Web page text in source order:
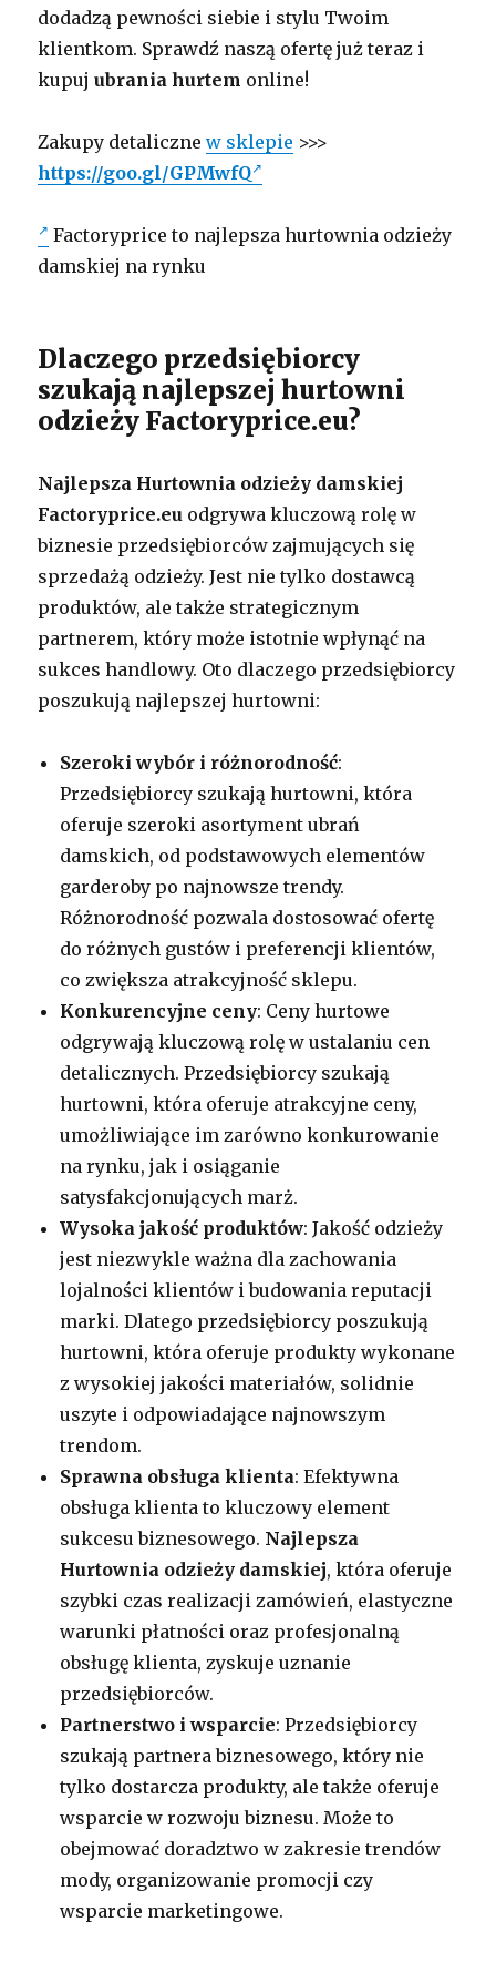
dodadzą pewności siebie i stylu Twoim
klientkom. Sprawdź naszą ofertę już teraz i
kupujubrania hurtem online!
Zakupy detalicznew sklepie >>>
https://goo.gl/GPMwfQ
Factoryprice to najlepsza hurtownia odzieży
damskiej na rynku
Dlaczego przedsiębiorcy
szukają najlepszej hurtowni
odzieży Factoryprice.eu?
Najlepsza Hurtownia odzieży damskiej
Factoryprice.eu odgrywa kluczową rolę w
biznesie przedsiębiorców zajmujących się
sprzedażą odzieży. Jest nie tylko dostawcą
produktów, ale także strategicznym
partnerem, który może istotnie wpłynąć na
sukces handlowy. Oto dlaczego przedsiębiorcy
poszukują najlepszej hurtowni:
Szeroki wybór i różnorodność:
Przedsiębiorcy szukają hurtowni, która
oferuje szeroki asortyment ubrań
damskich, od podstawowych elementów
garderoby po najnowsze trendy.
Różnorodność pozwala dostosować ofertę
do różnych gustów i preferencji klientów,
co zwiększa atrakcyjność sklepu.
Konkurencyjne ceny: Ceny hurtowe
odgrywają kluczową rolę w ustalaniu cen
detalicznych. Przedsiębiorcy szukają
hurtowni, która oferuje atrakcyjne ceny,
umożliwiające im zarówno konkurowanie
na rynku, jak i osiąganie
satysfakcjonujących marż.
Wysoka jakość produktów: Jakość odzieży
jest niezwykle ważna dla zachowania
lojalności klientów i budowania reputacji
marki. Dlatego przedsiębiorcy poszukują
hurtowni, która oferuje produkty wykonane
z wysokiej jakości materiałów, solidnie
uszyte i odpowiadające najnowszym
trendom.
Sprawna obsługa klienta: Efektywna
obsługa klienta to kluczowy element
sukcesu biznesowego. Najlepsza
Hurtownia odzieży damskiej, która oferuje
szybki czas realizacji zamówień, elastyczne
warunki płatności oraz profesjonalną
obsługę klienta, zyskuje uznanie
przedsiębiorców.
Partnerstwo i wsparcie: Przedsiębiorcy
szukają partnera biznesowego, który nie
tylko dostarcza produkty, ale także oferuje
wsparcie w rozwoju biznesu. Może to
obejmować doradztwo w zakresie trendów
mody, organizowanie promocji czy
wsparcie marketingowe.